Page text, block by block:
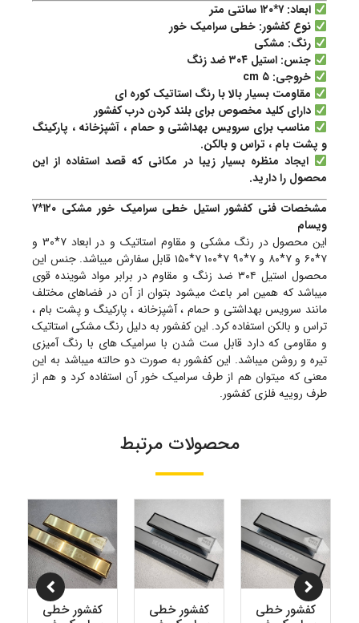
ابعاد: ۷*۱۲۰ سانتی متر
نوع کفشور: خطی سرامیک خور
رنگ: مشکی
جنس: استیل ۳۰۴ ضد زنگ
خروجی: ۵ cm
مقاومت بسیار بالا با رنگ استاتیک کوره ای
دارای کلید مخصوص برای بلند کردن درب کفشور
مناسب برای سرویس بهداشتی و حمام ، آشپزخانه ، پارکینگ
و پشت بام ، تراس و بالکن.
ایجاد منظره بسیار زیبا در مکانی که قصد استفاده از این
محصول را دارید.
مشخصات فنی کفشور استیل خطی سرامیک خور مشکی ۱۲۰*۷
ویسام
این محصول در رنگ مشکی و مقاوم استاتیک و در ابعاد ۷*۳۰ و
۷*۶۰ و ۷*۸۰ و ۷*۹۰ ۷*۱۰۰ ۷*۱۵۰ قابل سفارش میباشد. جنس این
محصول استیل ۳۰۴ ضد زنگ و مقاوم در برابر مواد شوینده قوی
میباشد که همین امر باعث میشود بتوان از آن در فضاهای مختلف
مانند سرویس بهداشتی و حمام ، آشپزخانه ، پارکینگ و پشت بام ،
تراس و بالکن استفاده کرد. این کفشور به دلیل رنگ مشکی استاتیک
و مقاومی که دارد قابل ست شدن با سرامیک های با رنگ آمیزی
تیره و روشن میباشد. این کفشور به صورت دو حالته میباشد به این
معنی که میتوان هم از طرف سرامیک خور آن استفاده کرد و هم از
طرف روییه فلزی کفشور.
محصولات مرتبط
کفشور خطی کفشور خطی کفشور خطی